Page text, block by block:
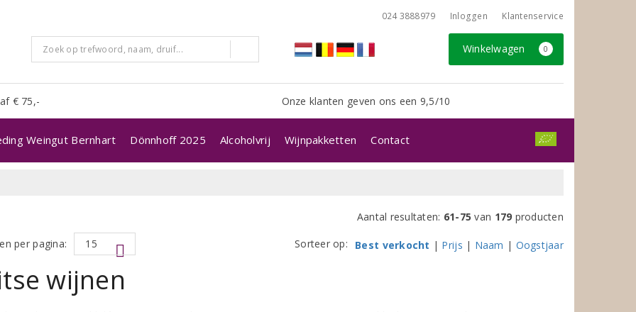
024 3888979 Inloggen Klantenservice
Winkelwagen 0
€ 75,- Onze klanten geven ons een 9,5/10
Weingut Bernhart Dönnhoff 2025 Alcoholvrij Wijnpakketten Contact
Aantal resultaten: 61-75 van 179 producten
per pagina:
Sorteer op: Best verkocht | Prijs | Naam | Oogstjaar
wijnen